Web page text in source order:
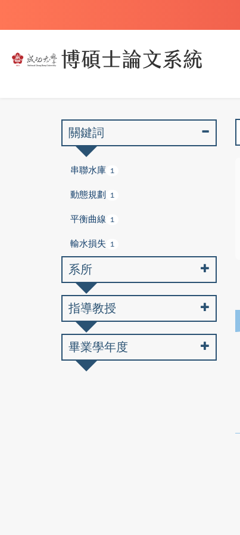
關鍵詞
串聯水庫 1
動態規劃 1
平衡曲線 1
輸水損失 1
系所
指導教授
畢業學年度